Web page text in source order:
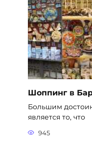
Шоппинг в
Большим
является то, что
945